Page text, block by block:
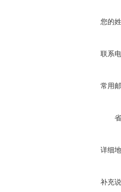
您的
联系
常用
详细
补充